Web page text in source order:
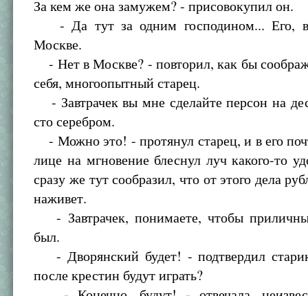
За кем же она замужем? - присовокупил он.
- Да тут за одним господином... Его,
Москве.
- Нет в Москве? - повторил, как бы
себя, многоопытный старец.
- Завтрачек вы мне сделайте персон на
сто серебром.
- Можно это! - протянул старец, и в его
лице на мгновение блеснул луч какого-то
сразу же тут сообразил, что от этого дела
наживет.
- Завтрачек, понимаете, чтобы
был.
- Дворянский будет! - подтвердил
после крестин будут играть?